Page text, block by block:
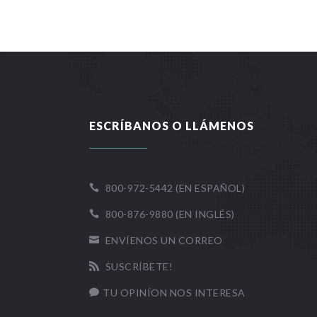
ESCRÍBANOS O LLÁMENOS
 800-972-5442 (EN ESPAÑOL)
 800-876-9880 (EN INGLÉS)
 ENVÍENOS UN CORREO
 SUSCRÍBETE!
 TU OPINÍON NOS INTERESA